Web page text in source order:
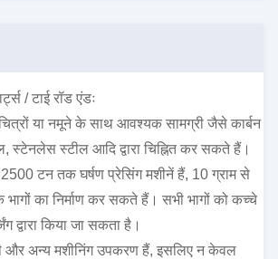
/ टाई रॉड एंडः
या नमूने के साथ आवश्यक सामग्री जैसे कार्बन
स्टेनलेस स्टील आदि द्वारा चिह्नित कर सकते हैं।
टन तक घर्षण प्रेसिंग मशीनें हैं, 10 ग्राम से
का निर्माण कर सकते हैं। सभी भागों को कच्चे
द्वारा किया जा सकता है।
और अन्य मशीनिंग उपकरण हैं, इसलिए न केवल